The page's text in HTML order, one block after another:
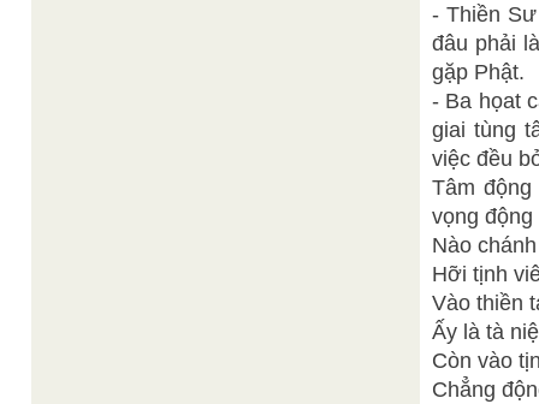
- Thiền
đâu phải
gặp Phật.
- Ba họat
giai tùng
việc đều
Tâm
vọng
Nào
Hỡi tịnh
Vào thiền
Ấy là tà
Còn vào
Chẳng